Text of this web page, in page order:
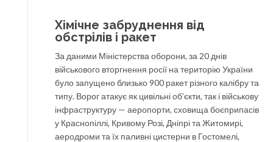
Хімічне забруднення від
обстрілів і ракет
За даними Міністерства оборони, за 20 днів
військового вторгнення росії на територію України
було запущено близько 900 ракет різного калібру та
типу. Ворог атакує як цивільні об’єкти, так і військову
інфраструктуру — аеропорти, сховища боєприпасів
у Краснопіллі, Кривому Розі, Дніпрі та Житомирі,
аеродроми та їх паливні цистерни в Гостомелі,